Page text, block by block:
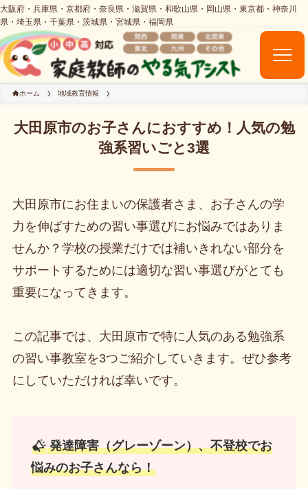
ホーム 地域教育情報
大田原市のお子さんにおすすめ！人気の勉
強系習いごと3選
大田原市にお住まいの保護者さま、お子さんの学
力を伸ばすための習い事選びにお悩みではありま
せんか？学校の授業だけでは補いきれない部分を
サポートするためには適切な習い事選びがとても
重要になってきます。
この記事では、大田原市で特に人気のある勉強系
の習い事教室を3つご紹介していきます。ぜひ参考
にしていただければ幸いです。
発達障害（グレーゾーン）、不登校でお
悩みのお子さんなら！